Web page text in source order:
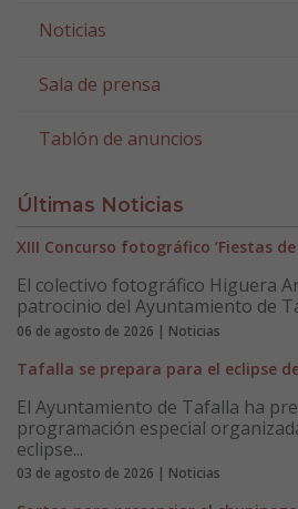
Noticias
Sala de prensa
Tablón de anuncios
Últimas Noticias
XIII Concurso fotográfico ‘Fiestas
El colectivo fotográfico Higuera
patrocinio del Ayuntamiento de
06 de agosto de 2026 | Noticias
Tafalla se prepara para el eclipse
El Ayuntamiento de Tafalla ha
programación especial
eclipse...
03 de agosto de 2026 | Noticias